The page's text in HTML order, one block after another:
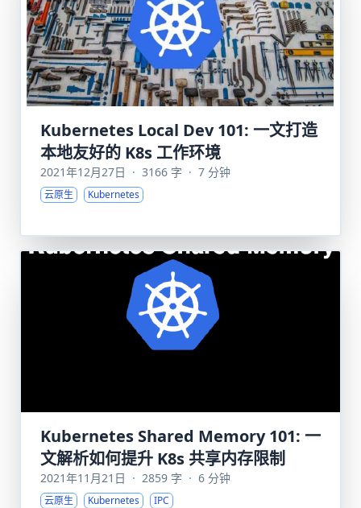
Kubernetes Local Dev 101: 一文打造
本地友好的 K8s 工作环境
2021年12月27日 · 3166 字 · 7 分钟
云原生 Kubernetes
Kubernetes Shared Memory 101: 一
文解析如何提升 K8s 共享内存限制
2021年11月21日 · 2859 字 · 6 分钟
云原生 Kubernetes IPC